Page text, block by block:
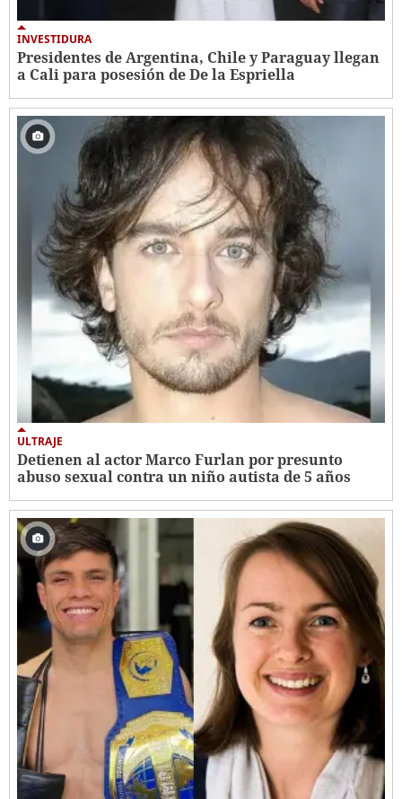
INVESTIDURA
Presidentes de Argentina, Chile y Paraguay llegan
a Cali para posesión de De la Espriella
ULTRAJE
Detienen al actor Marco Furlan por presunto
abuso sexual contra un niño autista de 5 años